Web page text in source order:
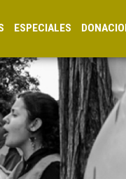
ESPECIALES